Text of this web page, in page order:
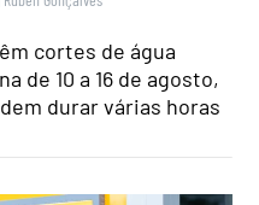
cortes de água
de 10 a 16 de agosto,
durar várias horas